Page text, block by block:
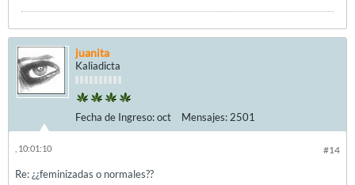
juanita
Kaliadicta
Fecha de Ingreso:oct Mensajes: 2501
#14
, 10:01:10
Re: ¿¿feminizadas o normales??